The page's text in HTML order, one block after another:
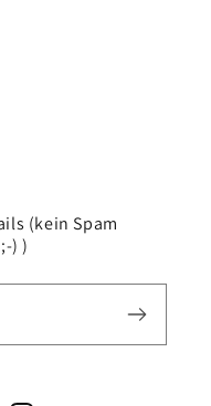
(kein Spam
) )